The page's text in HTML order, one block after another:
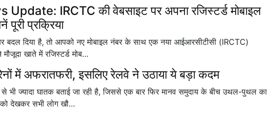
IRCTC की वेबसाइट पर अपना रजिस्टर्ड मोबाइल
प्रक्रिया
बदल दिया है, तो आपको नए मोबाइल नंबर के साथ एक नया आईआरसीटीसी (IRCTC)
खाते में रजिस्टर्ड मोब…
में अफरातफरी, इसलिए रेलवे ने उठाया ये बड़ा कदम
भी ज्यादा घातक बताई जा रही है, जिससे एक बार फिर मानव समुदाय के बीच उथल-पुथल का
देखकर सभी लोग खौ…